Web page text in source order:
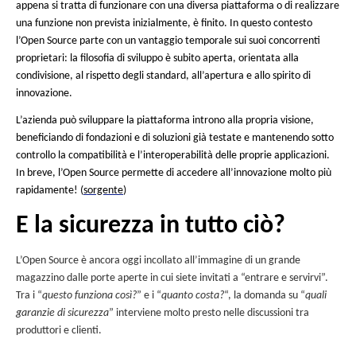
Cos’è che rende l’Open
una soluzione ideale per
l’industria ?
A domanda semplice, semplice risposta: il costo, il supporto,
flessibilità, la comunità, la piattaforma e soprattutto la
Diciamo anche che l’Open Source ispira molta più fiducia
le innovazioni prodotte sono innumerevoli. Il sw libero è al
componenti di infrastrutture e altre applicazioni in tutti i
“L’Open Source è una filiera due volte più dinamica
mercato informatico francese: con un tasso di crescita